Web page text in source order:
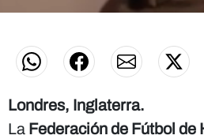
Londres, Inglaterra.
La Federación de Fútbol de